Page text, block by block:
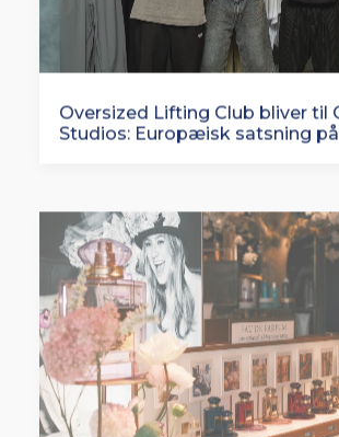
Oversized Lifting Club bliver til
Studios: Europæisk satsning